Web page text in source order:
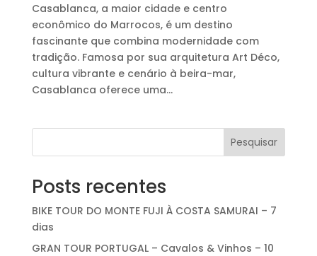
Casablanca, a maior cidade e centro
econômico do Marrocos, é um destino
fascinante que combina modernidade com
tradição. Famosa por sua arquitetura Art Déco,
cultura vibrante e cenário à beira-mar,
Casablanca oferece uma...
Pesquisar
Posts recentes
BIKE TOUR DO MONTE FUJI À COSTA SAMURAI – 7
dias
GRAN TOUR PORTUGAL – Cavalos & Vinhos – 10